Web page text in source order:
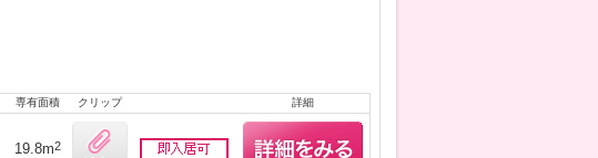
専有面積 クリップ 詳細
19.8m2